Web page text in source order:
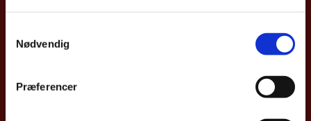
Nødvendig
Præferencer
Tel.: +61 2 6270 5333